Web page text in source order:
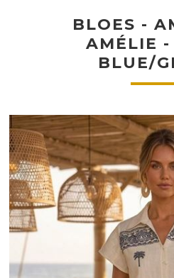
BLOES -
AMÉLIE
BLUE/